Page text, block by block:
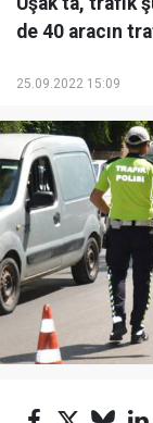
de 40 aracın
25.09.2022 15:09